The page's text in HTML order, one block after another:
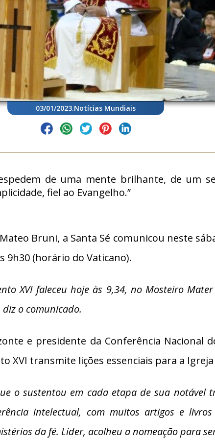
03/01/2023.Notícias Mundiais
de uma mente brilhante, de um
fiel ao Evangelho.”
Bruni, a Santa Sé comunicou neste
9h30 (horário do Vaticano).
XVI faleceu hoje às 9,34, no Mosteiro
o comunicado.
e presidente da Conferência Nacional
XVI transmite lições essenciais para a
o sustentou em cada etapa de sua notável
intelectual, com muitos artigos e
da fé. Líder, acolheu a nomeação para